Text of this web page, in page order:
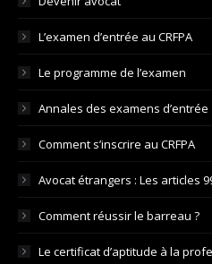
L’examen d’entrée au CRFPA
Le programme de l’examen
Annales des examens d’entrée
Comment s’inscrire au CRFPA
Avocat étrangers : Les articles
Comment réussir le barreau ?
Le certificat d’aptitude à la